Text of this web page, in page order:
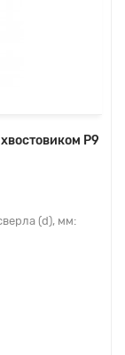
Р9
(d), мм: